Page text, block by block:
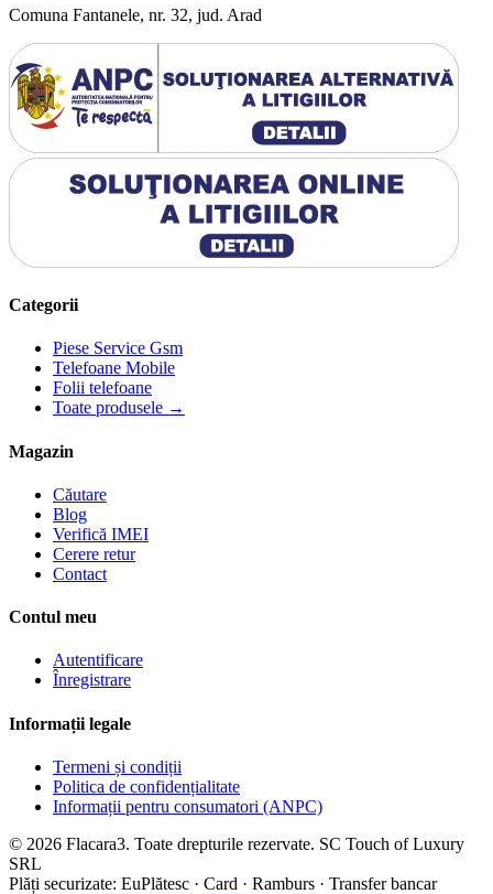
Comuna Fantanele, nr. 32, jud. Arad
Categorii
Piese Service Gsm
Telefoane Mobile
Folii telefoane
Toate produsele →
Magazin
Căutare
Blog
Verifică IMEI
Cerere retur
Contact
Contul meu
Autentificare
Înregistrare
Informații legale
Termeni și condiții
Politica de confidențialitate
Informații pentru consumatori (ANPC)
© 2026 Flacara3. Toate drepturile rezervate. SC Touch of Luxury
SRL
Plăți securizate: EuPlătesc · Card · Ramburs · Transfer bancar